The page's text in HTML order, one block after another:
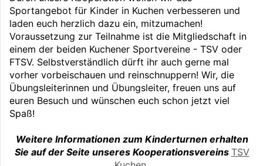
Sportangebot für Kinder in Kuchen verbesseren und
laden euch herzlich dazu ein, mitzumachen!
Voraussetzung zur Teilnahme ist die Mitgliedschaft in
einem der beiden Kuchener Sportvereine - TSV oder
FTSV. Selbstverständlich dürft ihr auch gerne mal
vorher vorbeischauen und reinschnuppern! Wir, die
Übungsleiterinnen und Übungsleiter, freuen uns auf
euren Besuch und wünschen euch schon jetzt viel
Spaß!
Weitere Informationen zum Kinderturnen erhalten
Sie auf der Seite unseres Kooperationsvereins TSV